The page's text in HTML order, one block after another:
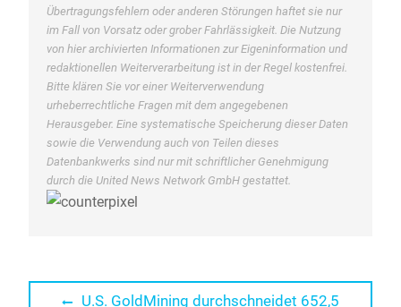
Übertragungsfehlern oder anderen Störungen haftet sie nur
im Fall von Vorsatz oder grober Fahrlässigkeit. Die Nutzung
von hier archivierten Informationen zur Eigeninformation und
redaktionellen Weiterverarbeitung ist in der Regel kostenfrei.
Bitte klären Sie vor einer Weiterverwendung
urheberrechtliche Fragen mit dem angegebenen
Herausgeber. Eine systematische Speicherung dieser Daten
sowie die Verwendung auch von Teilen dieses
Datenbankwerks sind nur mit schriftlicher Genehmigung
durch die United News Network GmbH gestattet.
Beitragsnavigation
Previous
U.S. GoldMining durchschneidet 652,5